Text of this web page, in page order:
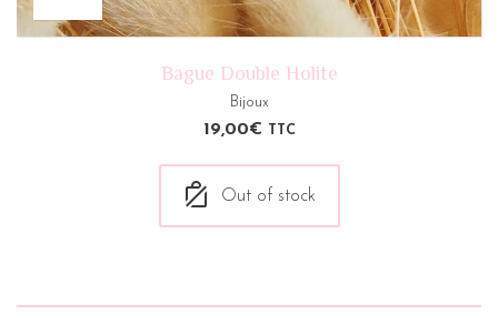
Bague Double Holite
Bijoux
19,00€ TTC
Out of stock